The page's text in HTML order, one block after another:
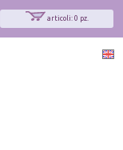
articoli: 0 pz.